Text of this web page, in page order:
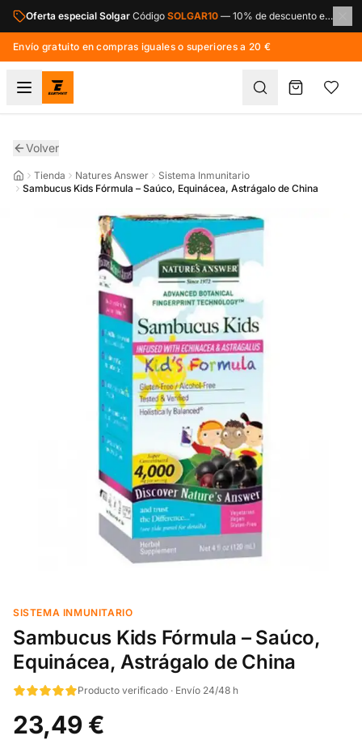
Saltar al contenido principal
Oferta especial Solgar Código SOLGAR10 — 10% de descuento en toda la marca Solgar.
Envío gratuito en compras iguales o superiores a 20 €
Volver
Tienda Natures Answer
Sistema Inmunitario
Sambucus Kids Fórmula – Saúco, Equinácea, Astrágalo de China
SISTEMA INMUNITARIO
Sambucus Kids Fórmula – Saúco,
Equinácea, Astrágalo de China
Producto verificado · Envío 24/48 h
23,49 €